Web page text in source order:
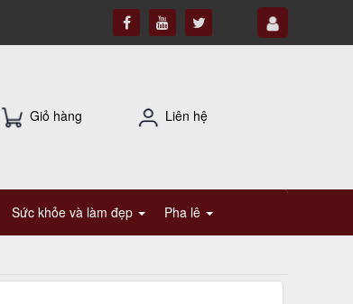
Giỏ hàng Liên hệ
Sức khỏe và làm đẹp Pha lê